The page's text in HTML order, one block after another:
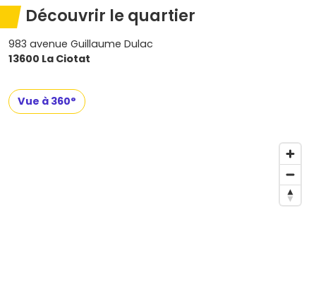
Découvrir le quartier
983 avenue Guillaume Dulac
13600 La Ciotat
Vue à 360°